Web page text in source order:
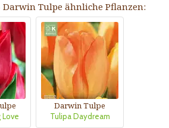
Darwin Tulpe ähnliche Pflanzen:
Darwin Tulpe
Tulipa Daydream